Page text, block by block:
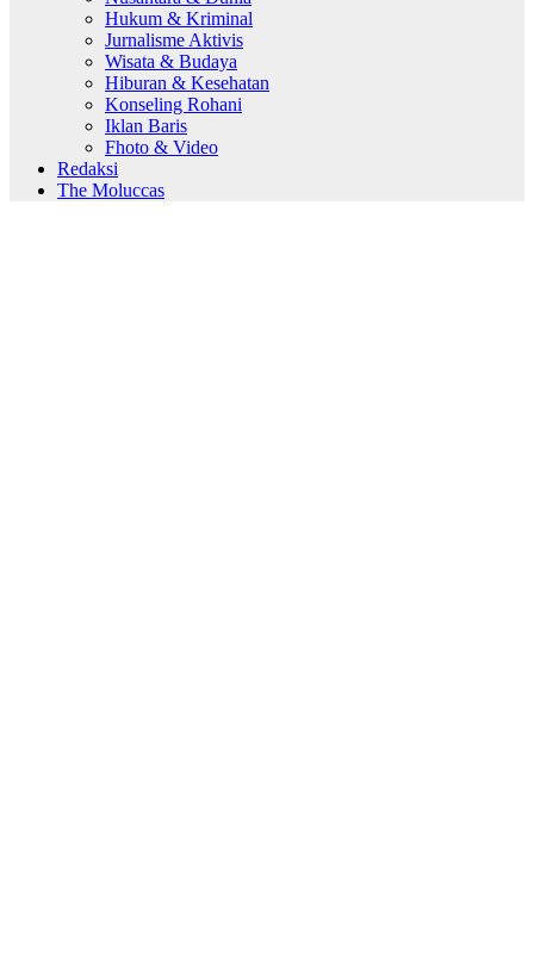
Hukum & Kriminal
Jurnalisme Aktivis
Wisata & Budaya
Hiburan & Kesehatan
Konseling Rohani
Iklan Baris
Fhoto & Video
Redaksi
The Moluccas